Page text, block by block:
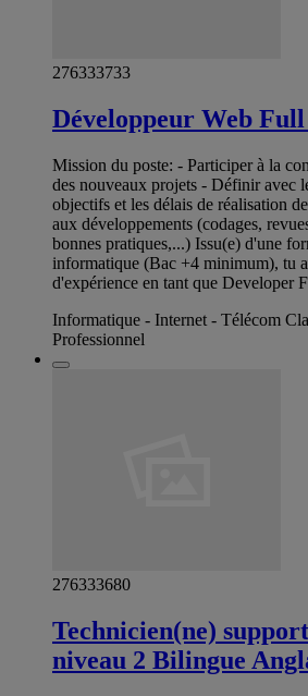
276333733
Développeur Web
Mission du poste: - Participer à la
des nouveaux projets - Définir avec
objectifs et les délais de réalisation
aux développements (codages,
bonnes pratiques,...) Issu(e) d'une
informatique (Bac +4 minimum), tu
d'expérience en tant que Developer
Informatique - Internet - Télécom
Professionnel
276333680
Technicien(ne)
niveau 2 Bilingue